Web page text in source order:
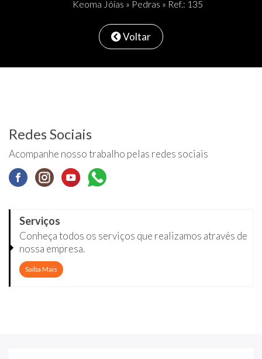
Keoma Jóias » Pedras » Ref.: 135
Voltar
Redes Sociais
Acompanhe nosso trabalho pelas redes sociais
Serviços
Conheça todos os serviços que realizamos através de
nossa empresa.
Saiba Mais